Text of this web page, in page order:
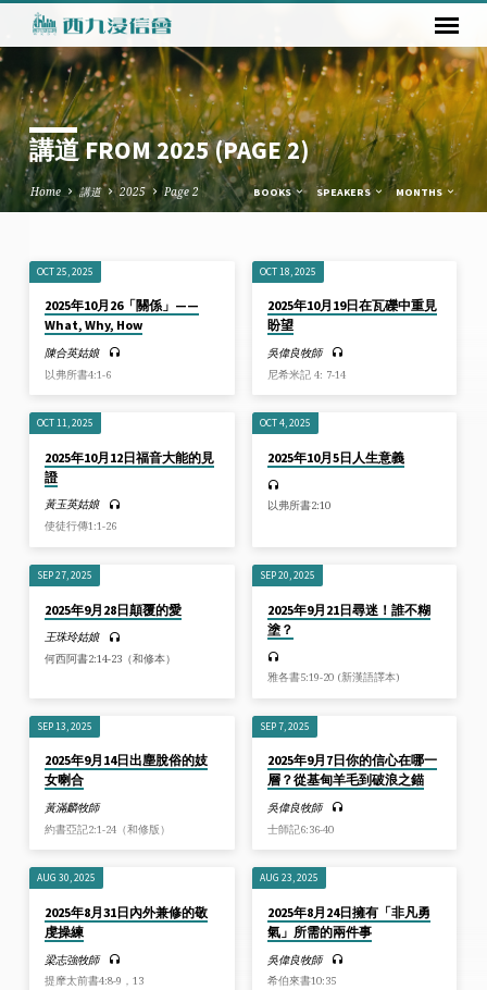
講道 FROM 2025(PAGE 2)
Home 講道 2025 Page 2 BOOKS SPEAKERS MONTHS
講
道
FROM
2025
(PAGE
2)
OCT 25, 2025
2025年10月26「關係」——
What, Why, How
陳合英姑娘
以弗所書4:1-6
OCT 18, 2025
2025年10月19日在瓦礫中重見
盼望
吳偉良牧師
尼希米記 4: 7-14
OCT 11, 2025
2025年10月12日福音大能的見
證
黃玉英姑娘
使徒行傳1:1-26
OCT 4, 2025
2025年10月5日人生意義
以弗所書2:10
SEP 27, 2025
2025年9月28日顛覆的愛
王珠玲姑娘
何西阿書2:14-23（和修本）
SEP 20, 2025
2025年9月21日尋迷！誰不糊
塗？
雅各書5:19-20 (新漢語譯本)
SEP 13, 2025
2025年9月14日出塵脫俗的妓
女喇合
黃滿麟牧師
約書亞記2:1-24（和修版）
SEP 7, 2025
2025年9月7日你的信心在哪一
層？從基甸羊毛到破浪之錨
吳偉良牧師
士師記6:36-40
AUG 30, 2025
2025年8月31日內外兼修的敬
虔操練
梁志強牧師
提摩太前書4:8-9，13
AUG 23, 2025
2025年8月24日擁有「非凡勇
氣」所需的兩件事
吳偉良牧師
希伯來書10:35